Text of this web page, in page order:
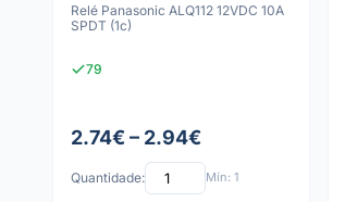
Relé Panasonic ALQ112 12VDC 10A
SPDT (1c)
79
2.74€ – 2.94€
Quantidade: Mín: 1